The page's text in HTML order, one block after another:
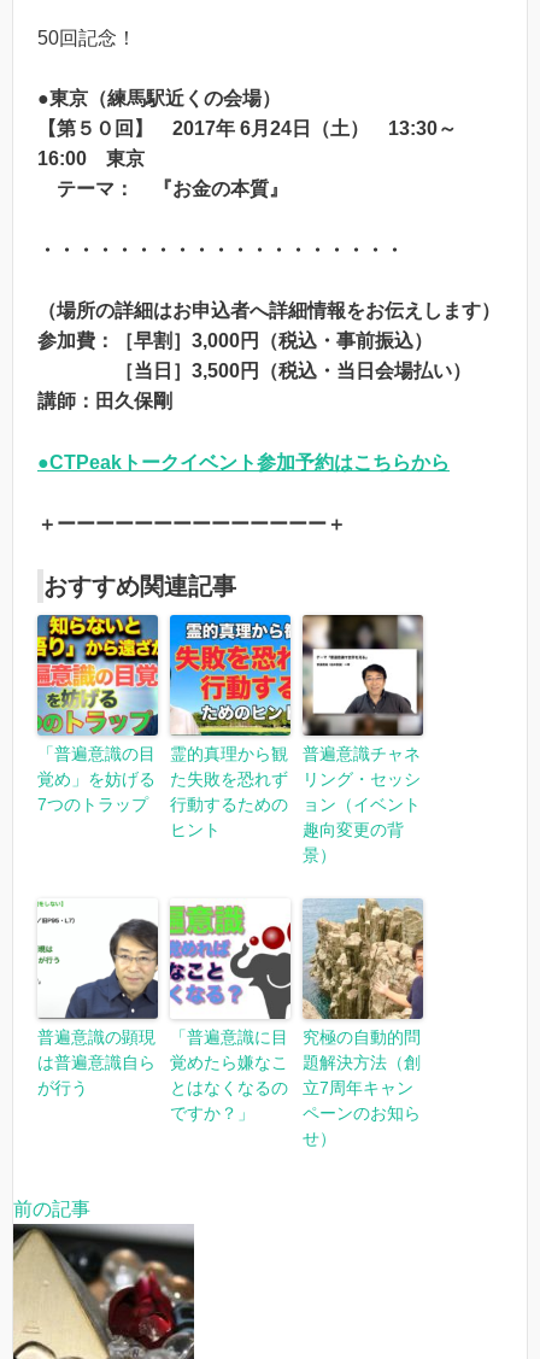
50回記念！
●東京（練馬駅近くの会場）
【第５０回】 2017年 6月24日（土） 13:30～
16:00 東京
テーマ： 『お金の本質』
・・・・・・・・・・・・・・・・・・・
（場所の詳細はお申込者へ詳細情報をお伝えします）
参加費：［早割］3,000円（税込・事前振込）
［当日］3,500円（税込・当日会場払い）
講師：田久保剛
●CTPeakトークイベント参加予約はこちらから
＋ーーーーーーーーーーーーーー＋
おすすめ関連記事
「普遍意識の目
覚め」を妨げる
7つのトラップ
霊的真理から観
た失敗を恐れず
行動するための
ヒント
普遍意識チャネ
リング・セッシ
ョン（イベント
趣向変更の背
景）
普遍意識の顕現
は普遍意識自ら
が行う
「普遍意識に目
覚めたら嫌なこ
とはなくなるの
ですか？」
究極の自動的問
題解決方法（創
立7周年キャン
ペーンのお知ら
せ）
前の記事